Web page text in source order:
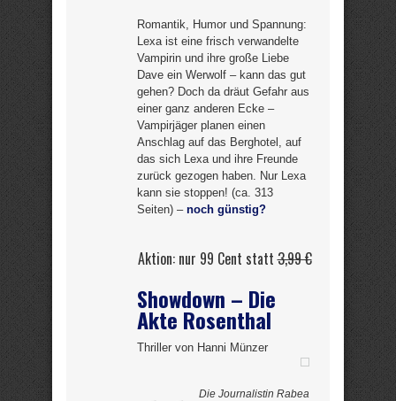
Romantik, Humor und Spannung:
Lexa ist eine frisch verwandelte
Vampirin und ihre große Liebe
Dave ein Werwolf – kann das gut
gehen? Doch da dräut Gefahr aus
einer ganz anderen Ecke –
Vampirjäger planen einen
Anschlag auf das Berghotel, auf
das sich Lexa und ihre Freunde
zurück gezogen haben. Nur Lexa
kann sie stoppen! (ca. 313
Seiten) – noch günstig?
Aktion: nur 99 Cent statt3,99 €
Showdown – Die
Akte Rosenthal
Thriller von Hanni Münzer
Die Journalistin Rabea